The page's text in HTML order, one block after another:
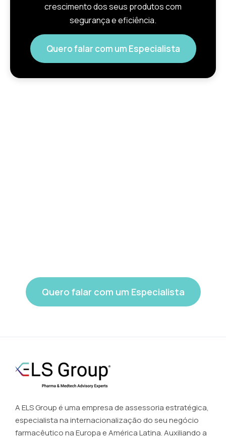
crescimento dos seus produtos com
segurança e eficiência.
Quero falar com um Especialista
Quero falar com um Especialista
A ELS Group é uma empresa de assessoria estratégica,
especialista na internacionalização do seu negócio
farmacêutico na Europa e América Latina. Auxiliando a